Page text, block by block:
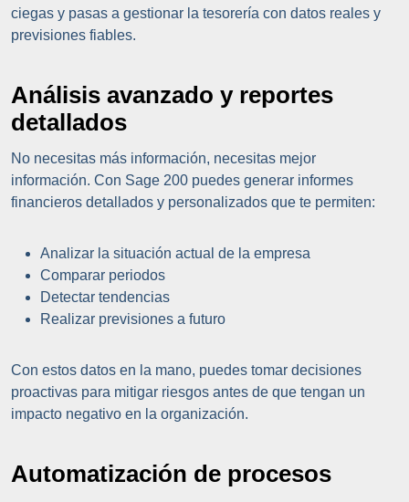
ciegas y pasas a gestionar la tesorería con datos reales y
previsiones fiables.
Análisis avanzado y reportes
detallados
No necesitas más información, necesitas mejor
información. Con Sage 200 puedes generar informes
financieros detallados y personalizados que te permiten:
Analizar la situación actual de la empresa
Comparar periodos
Detectar tendencias
Realizar previsiones a futuro
Con estos datos en la mano, puedes tomar decisiones
proactivas para mitigar riesgos antes de que tengan un
impacto negativo en la organización.
Automatización de procesos